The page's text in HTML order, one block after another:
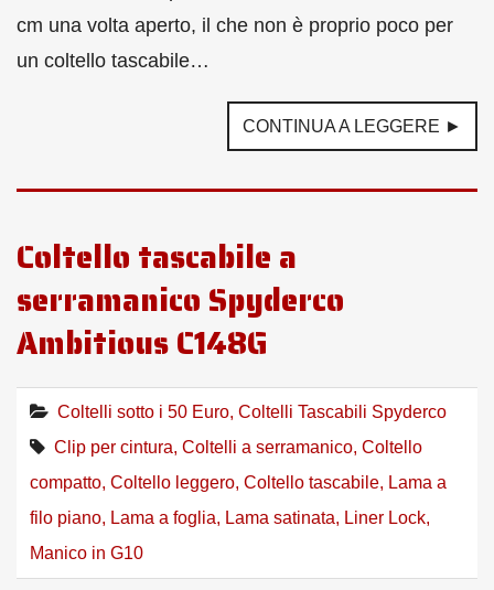
cm una volta aperto, il che non è proprio poco per
un coltello tascabile…
CONTINUA A LEGGERE ►
Coltello tascabile a
serramanico Spyderco
Ambitious C148G
Coltelli sotto i 50 Euro, Coltelli Tascabili Spyderco
Clip per cintura, Coltelli a serramanico, Coltello
compatto, Coltello leggero, Coltello tascabile, Lama a
filo piano, Lama a foglia, Lama satinata, Liner Lock,
Manico in G10